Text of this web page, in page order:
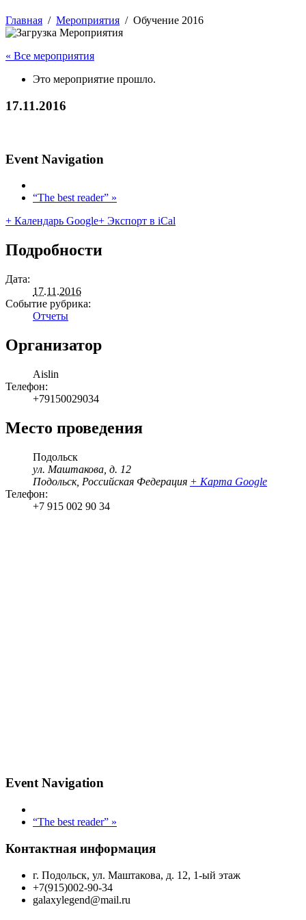
Главная Мероприятия Обучение 2016
« Все мероприятия
Это мероприятие прошло.
17.11.2016
Event Navigation
“The best reader” »
+ Календарь Google+ Экспорт в iCal
Подробности
Дата:
17.11.2016
Событие рубрика:
Отчеты
Организатор
Aislin
Телефон:
+79150029034
Место проведения
Подольск
ул. Маштакова, д. 12
Подольск, Российская Федерация + Карта Google
Телефон:
+7 915 002 90 34
Event Navigation
“The best reader” »
Контактная информация
г. Подольск, ул. Маштакова, д. 12, 1-ый этаж
+7(915)002-90-34
galaxylegend@mail.ru